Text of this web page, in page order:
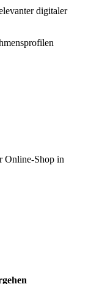
digitaler
Online-Shop in